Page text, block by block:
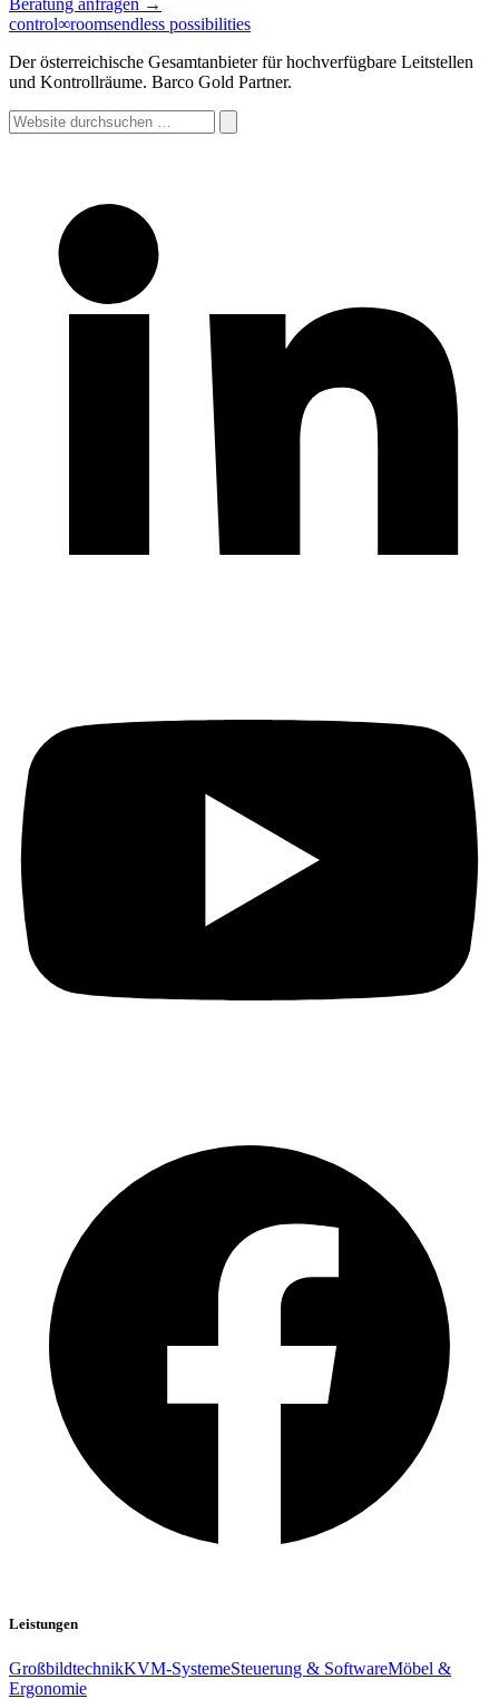
Beratung anfragen →
control∞roomsendless possibilities
Der österreichische Gesamtanbieter für hochverfügbare Leitstellen
und Kontrollräume. Barco Gold Partner.
Website
durchsuchen
Leistungen
GroßbildtechnikKVM-SystemeSteuerung & SoftwareMöbel &
Ergonomie